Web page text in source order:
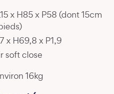
x H85 x P58 (dont 15cm
x H69,8 x P1,9
soft close
16kg